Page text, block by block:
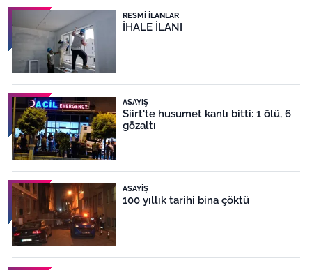
RESMI İLANLAR
İHALE İLANI
ASAYIŞ
Siirt'te husumet kanlı bitti: 1 ölü, 6
gözaltı
ASAYIŞ
100 yıllık tarihi bina çöktü